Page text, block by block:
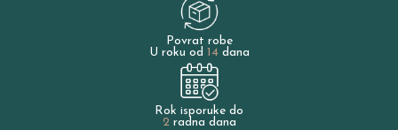
Povrat robe
U roku od 14dana
Rok isporuke do
2radna dana